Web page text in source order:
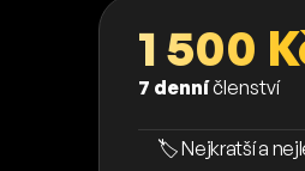
1 500
7 denníčlenství
🏷️ Nejkratší a